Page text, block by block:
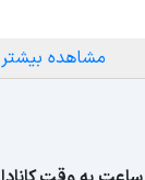
مشاهده بیشتر